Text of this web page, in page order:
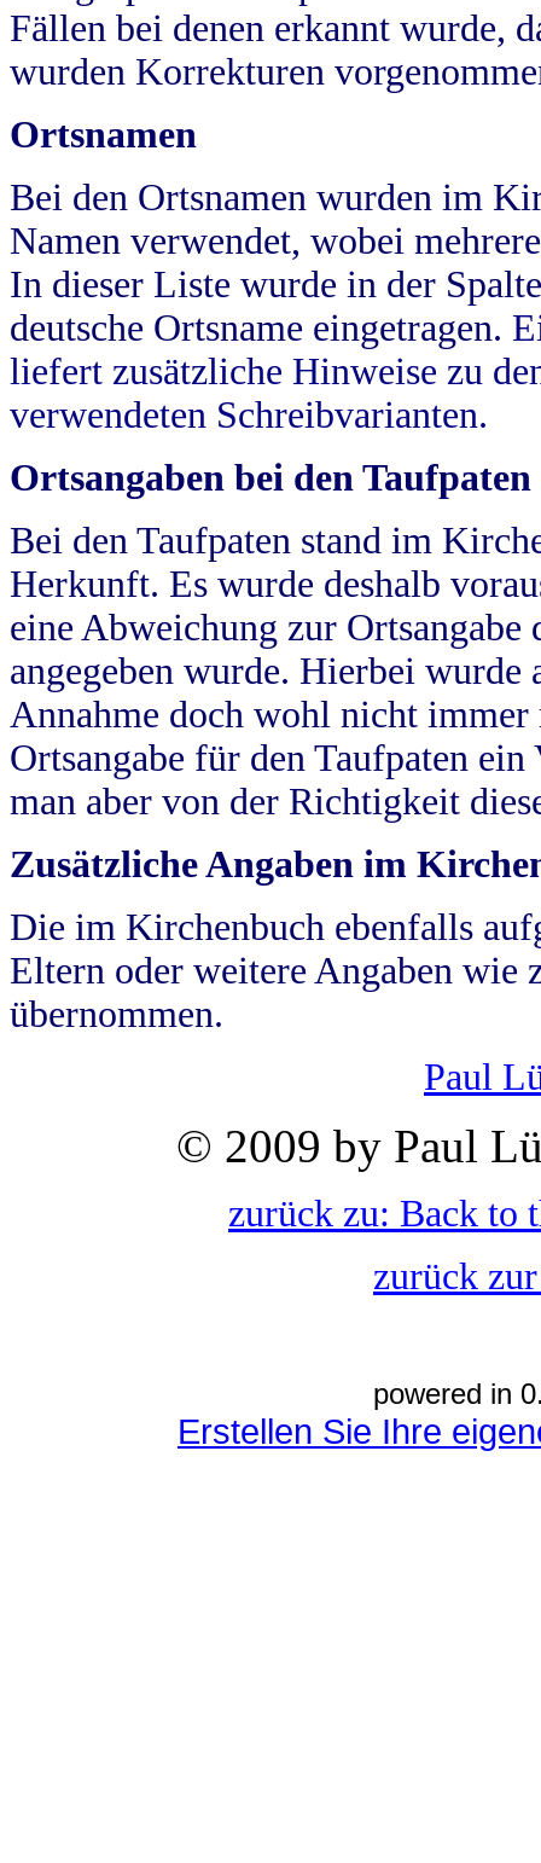
Fällen bei denen erkannt wurde,
wurden Korrekturen
Ortsnamen
Bei den Ortsnamen wurden im
Namen verwendet, wobei
In dieser Liste wurde in der
deutsche Ortsname eingetragen.
liefert zusätzliche Hinweise zu
verwendeten Schreibvarianten.
Ortsangaben bei den Taufpaten
Bei den Taufpaten stand im
Herkunft. Es wurde deshalb
eine Abweichung zur
angegeben wurde. Hierbei wurde
Annahme doch wohl nicht
Ortsangabe für den Taufpaten
man aber von der Richtigkeit
Zusätzliche Angaben im
Die im Kirchenbuch ebenfalls
Eltern oder weitere Angaben wie
übernommen.
Paul
© 2009 by Paul
zurück zu: Back to
zurück
powered in
Erstellen Sie Ihre